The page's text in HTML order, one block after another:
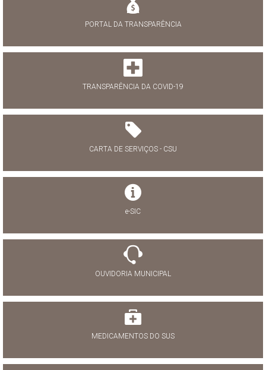
PORTAL DA TRANSPARÊNCIA
TRANSPARÊNCIA DA COVID-19
CARTA DE SERVIÇOS - CSU
e-SIC
OUVIDORIA MUNICIPAL
MEDICAMENTOS DO SUS